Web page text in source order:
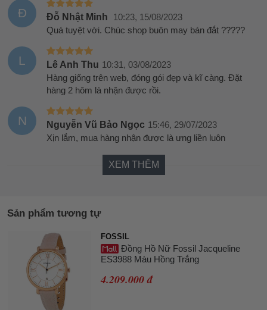
Đ Đỗ Nhật Minh
10:23, 15/08/2023
Quá tuyệt vời. Chúc shop buôn may bán đắt ?????
L Lê Anh Thu 10:31, 03/08/2023
Hàng giống trên web, đóng gói đẹp và kĩ càng. Đặt
hàng 2 hôm là nhận được rồi.
N Nguyễn Vũ Bảo Ngọc 15:46, 29/07/2023
Xịn lắm, mua hàng nhận được là ưng liền luôn
XEM THÊM
Sản phẩm tương tự
FOSSIL
Đồng Hồ Nữ Fossil Jacqueline
ES3988 Màu Hồng Trắng
4.209.000 đ